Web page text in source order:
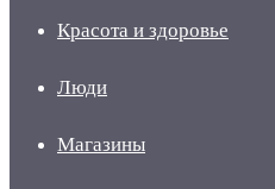
Красота и здоровье
Люди
Магазины